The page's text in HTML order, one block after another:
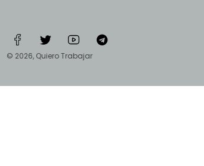
© 2026, Quiero Trabajar